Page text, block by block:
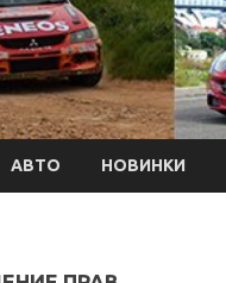
АВТО НОВИНКИ